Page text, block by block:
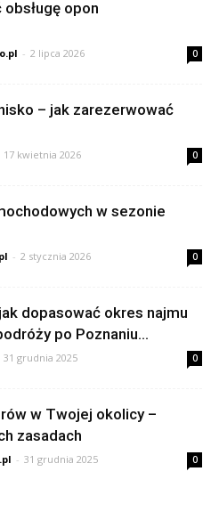
opon
- 2 lipca 2026 0
– jak zarezerwować
17 kwietnia 2026 0
w sezonie
- 2 stycznia 2026 0
dopasować okres najmu
po Poznaniu...
31 grudnia 2025 0
w Twojej okolicy –
zasadach
- 31 grudnia 2025 0